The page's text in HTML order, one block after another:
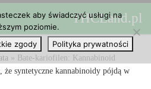
THCLand.pl
» Bate-kariofilen: Kannabinoid
syntetyczne kannabinoidy pójdą w
aby świadczyć usługi na
poziomie.
zgody Polityka prywatności